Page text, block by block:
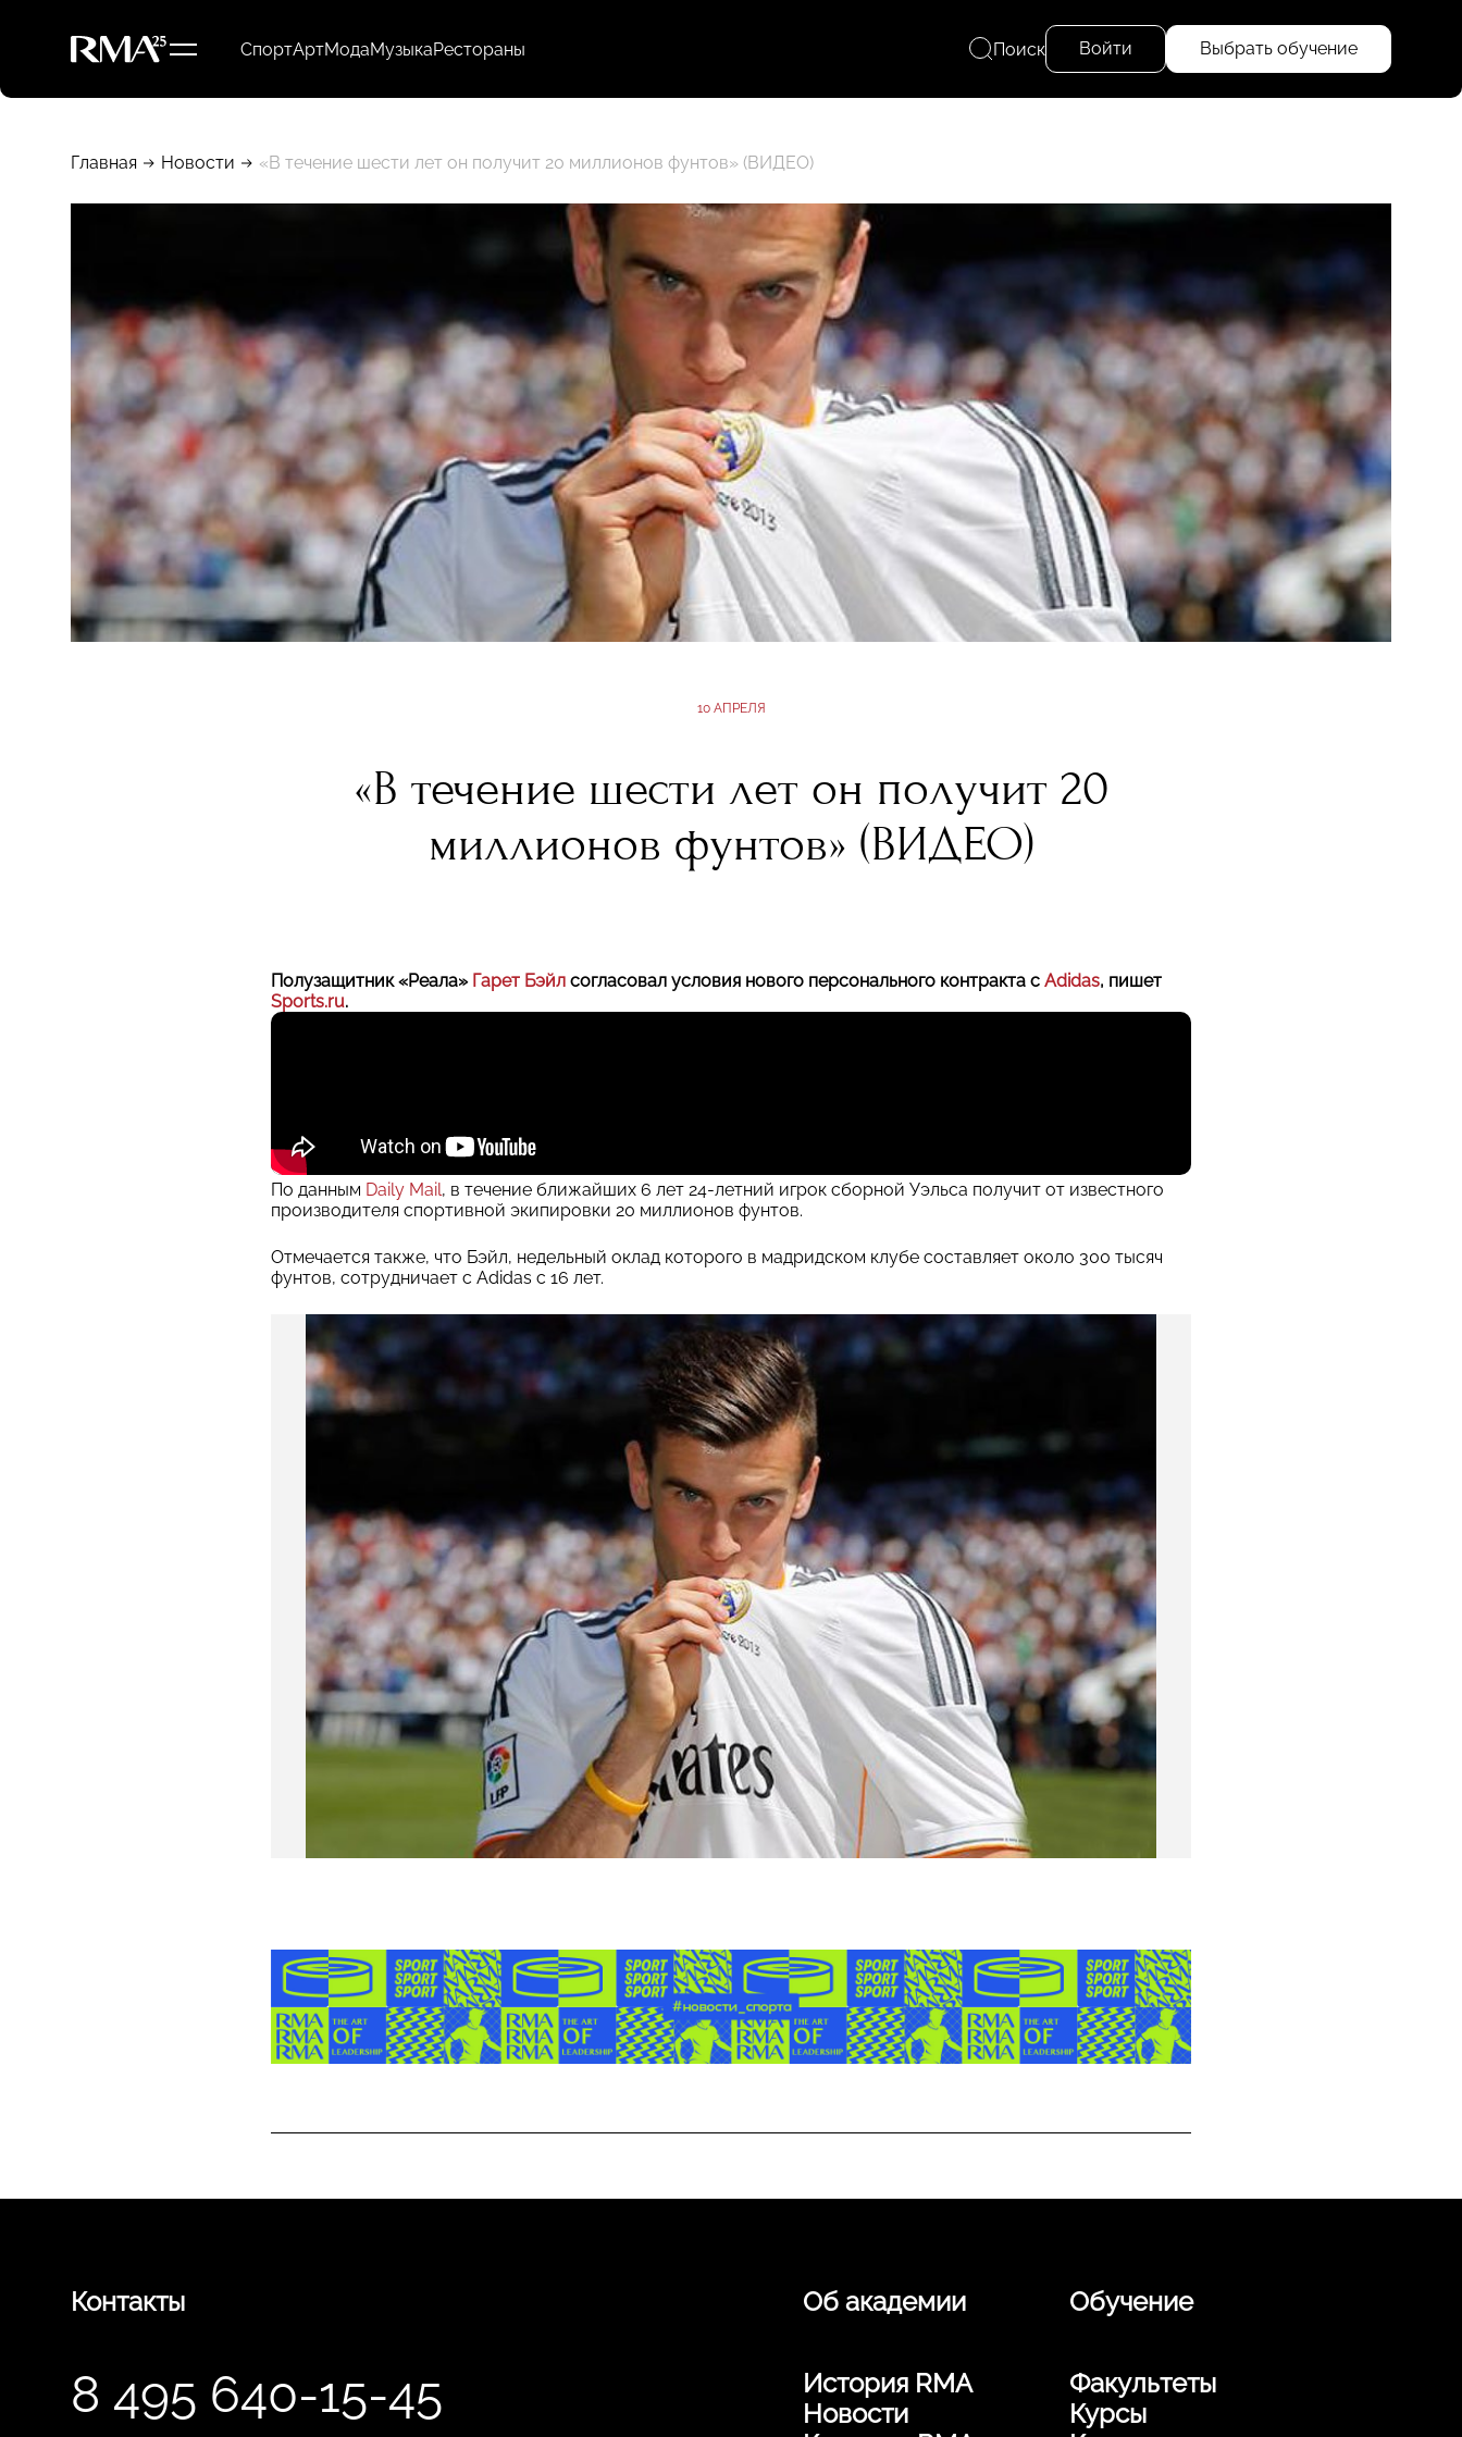
СпортАртМодаМузыкаРестораны Поиск Войти Выбрать обучение
Главная Новости «В течение шести лет он получит 20 миллионов фунтов» (ВИДЕО)
10 АПРЕЛЯ
«В течение шести лет он получит 20
миллионов фунтов» (ВИДЕО)
Полузащитник «Реала» Гарет Бэйл согласовал условия нового персонального контракта с Adidas, пишет
Sports.ru.
По данным Daily Mail, в течение ближайших 6 лет 24-летний игрок сборной Уэльса получит от известного
производителя спортивной экипировки 20 миллионов фунтов.
Отмечается также, что Бэйл, недельный оклад которого в мадридском клубе составляет около 300 тысяч
фунтов, сотрудничает с Adidas с 16 лет.
Контакты
8 495 640-15-45
Обучение
Факультеты
Курсы
Об академии
История RMA
Новости